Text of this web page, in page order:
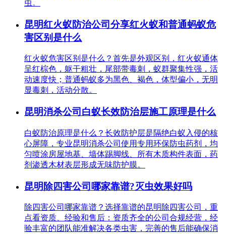
虫。
昆明红火蚁防治公司分享红火蚁和普通蚂蚁危
害区别是什么
红火蚁危害区别是什么？首先是外观区别，红火蚁通体
呈红棕色，躯干粗壮，尾部带毒刺，蚁群聚集性强，活
动速度快；普通蚂蚁多为黑色、褐色，体型偏小，无明
显毒刺，活动分散。
昆明消杀公司白蚁长效防治层施工原理是什么
白蚁防治原理是什么？长效防护层是隔绝白蚁入侵的核
心屏障，专业昆明消杀公司使用专用环保防虫药剂，均
匀喷涂房屋地基、墙体踢脚线、所有木质构件表面，药
剂渗透木材表层形成无味防护膜。
昆明除四害公司哪家靠谱?灭虫效果好吗
除四害公司哪家靠谱？选择靠谱的昆明除四害公司，重
点看资质、经验和售后：资质齐全的公司合规经营，经
验丰富的团队能准解决各类虫害，完善的售后能确保消